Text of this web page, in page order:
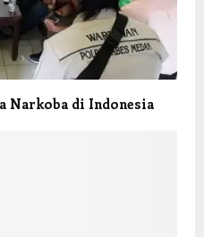
Narkoba di Indonesia